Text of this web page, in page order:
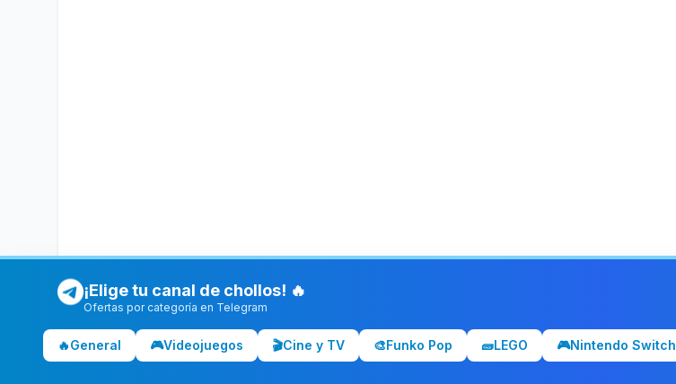
¡Elige tu canal de chollos! 🔥
Ofertas por categoría en Telegram
🔥General 🎮Videojuegos 🎬Cine y TV 🎨Funko Pop 🧱LEGO 🎮Nintendo Switch